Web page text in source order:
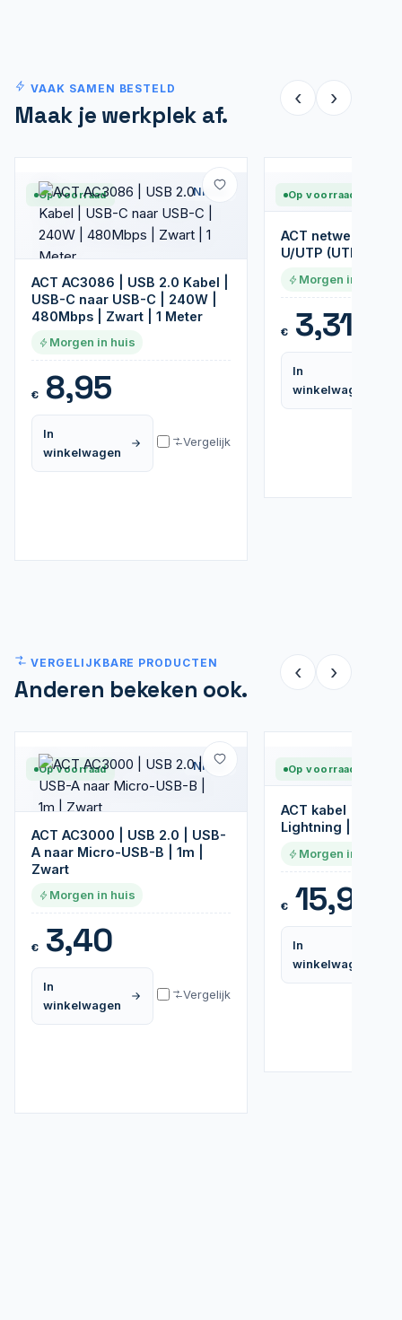
VAAK SAMEN BESTELD
Maak je werkplek af.
‹ ›
Op voorraad Nieuw
ACT AC3086 | USB 2.0 Kabel |
USB-C naar USB-C | 240W |
480Mbps | Zwart | 1 Meter
Morgen in huis
€8,95
In
winkelwagen
Vergelijk
Op voorraad
ACT
U/UTP (UTP) | 3
Morgen in huis
€3,31
In
winkelwagen
VERGELIJKBARE PRODUCTEN
Anderen bekeken ook.
‹ ›
Op voorraad Nieuw
ACT AC3000 | USB 2.0 | USB-
A naar Micro-USB-B | 1m |
Zwart
Morgen in huis
€3,40
In
winkelwagen
Vergelijk
Op voorraad
ACT kabel | USB-
Lightning | 1 m |
Morgen in huis
€15,95
In
winkelwagen